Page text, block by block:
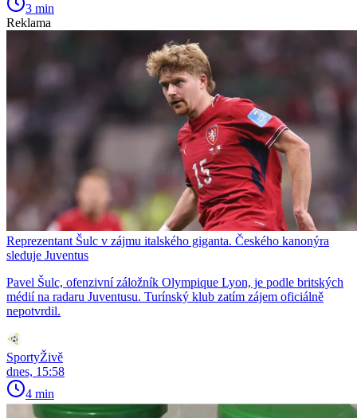
3 min
Reklama
Reprezentant Šulc v zájmu italského giganta. Českého kanonýra
sleduje Juventus
Pavel Šulc, ofenzivní záložník Olympique Lyon, je podle britských
médií na radaru Juventusu. Turínský klub zatím zájem oficiálně
nepotvrdil.
SportyŽivě
dnes, 15:58
4 min